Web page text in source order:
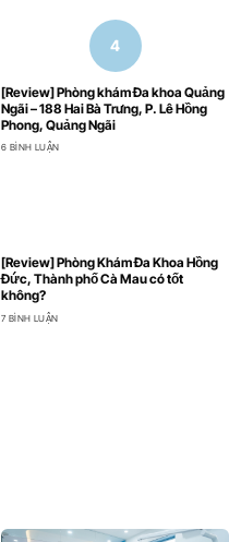
[Review] Phòng khám Đa khoa Quảng
Ngãi – 188 Hai Bà Trưng, P. Lê Hồng
Phong, Quảng Ngãi
6 BÌNH LUẬN
[Review] Phòng Khám Đa Khoa Hồng
Đức, Thành phố Cà Mau có tốt
không?
7 BÌNH LUẬN